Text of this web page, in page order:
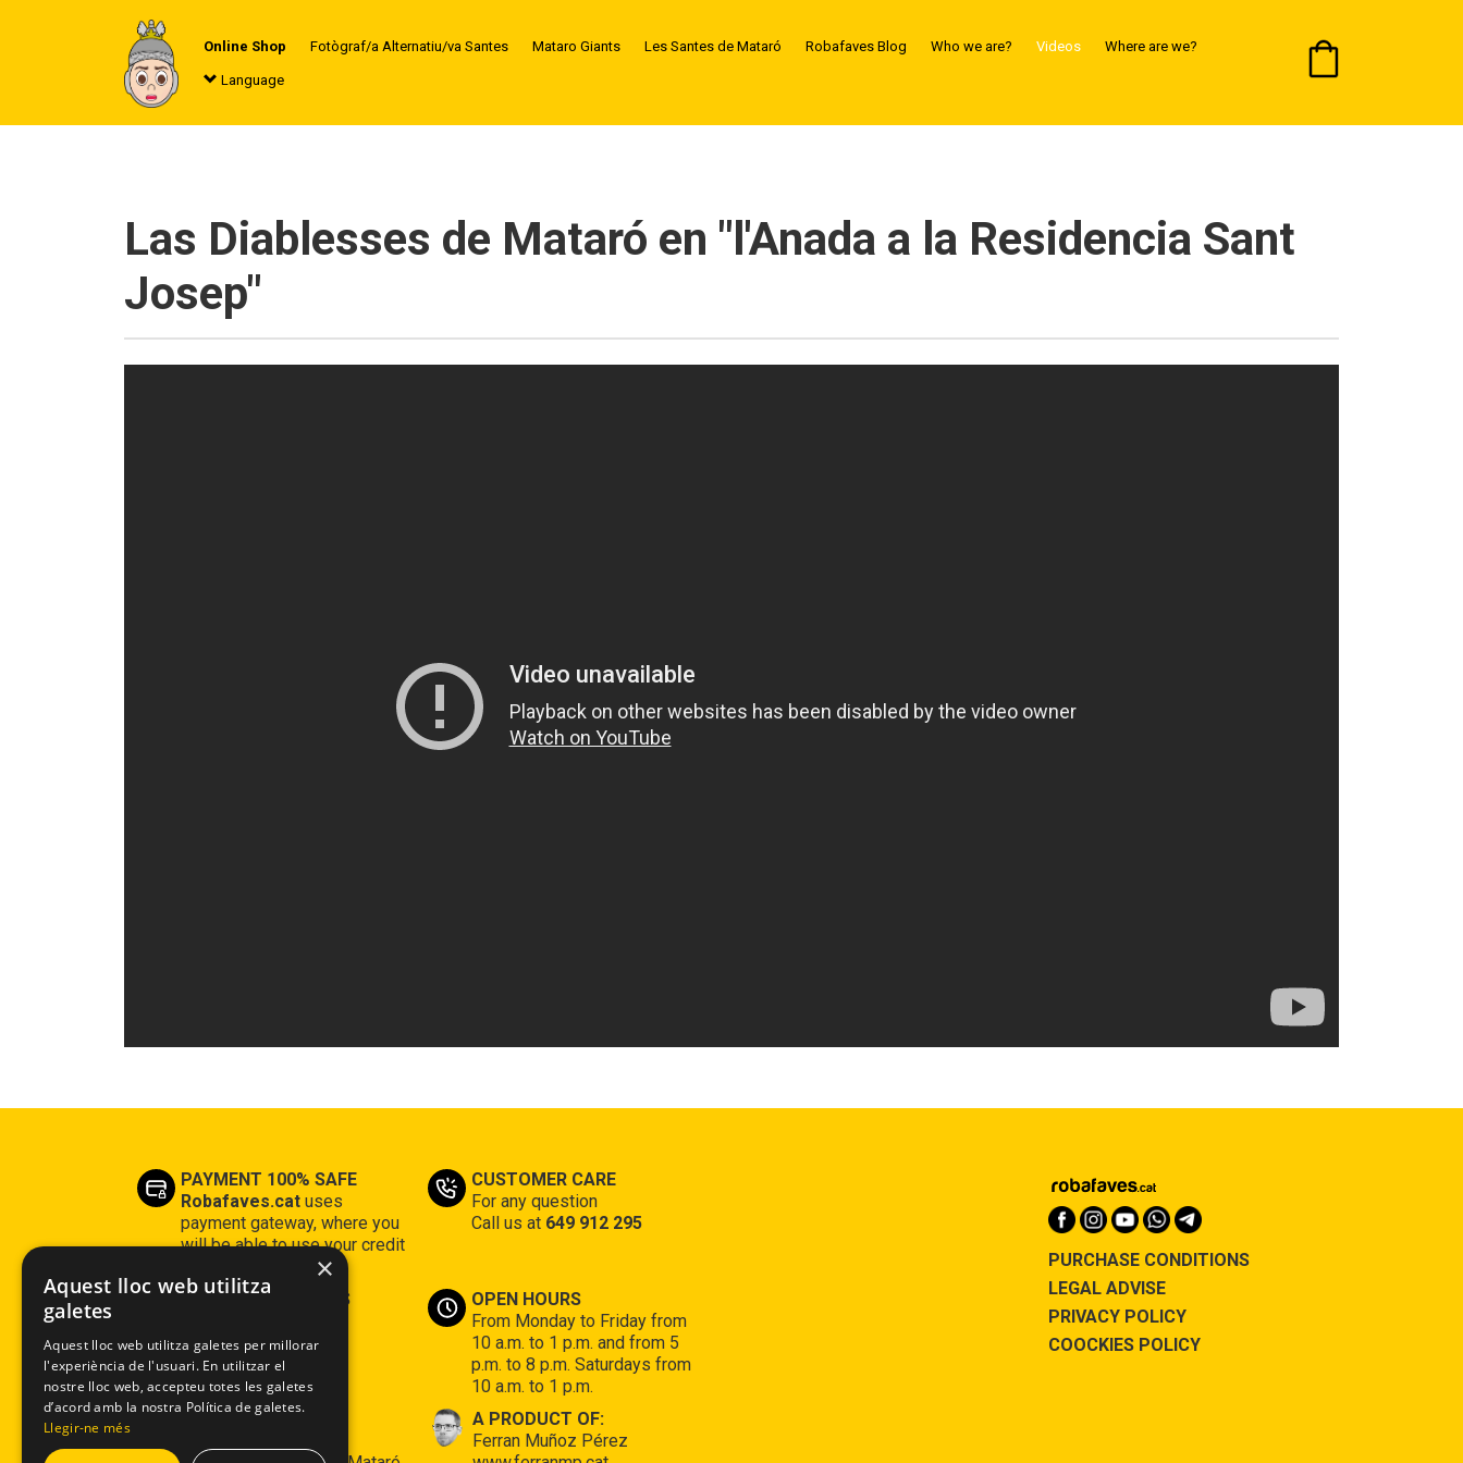
Online Shop Fotògraf/a Alternatiu/va Santes Mataro Giants Les Santes de Mataró Robafaves Blog Who we are? Videos Where are we?
Language
Las Diablesses de Mataró en "l'Anada a la Residencia Sant
Josep"
PAYMENT 100% SAFE
Robafaves.cat uses
payment gateway, where you
will be able to use your credit
CUSTOMER CARE
For any question
Call us at 649 912 295
HAPPY CUSTOMERS
experience
OPEN HOURS
From Monday to Friday from
10 a.m. to 1 p.m. and from 5
p.m. to 8 p.m. Saturdays from
10 a.m. to 1 p.m.
We we are
A PRODUCT OF:
Ferran Muñoz Pérez
PURCHASE CONDITIONS
LEGAL ADVISE
PRIVACY POLICY
COOCKIES POLICY
×
Aquest lloc web utilitza
galetes
Aquest lloc web utilitza galetes per millorar
l'experiència de l'usuari. En utilitzar el
nostre lloc web, accepteu totes les galetes
d’acord amb la nostra Política de galetes.
Llegir-ne més